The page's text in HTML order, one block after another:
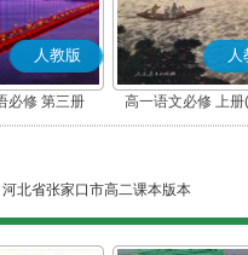
人教版
必修 第三册
人
高一语文必修 上
河北省张家口市高二课本版本